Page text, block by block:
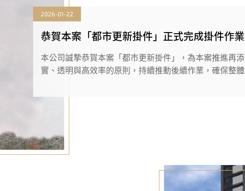
2026-01-22
恭賀本案「都市更新掛件」正式完成掛件作
本公司誠摯恭賀本案「都市更新掛件」，為本案推進再
實、透明與高效率的原則，持續推動後續作業，確保整